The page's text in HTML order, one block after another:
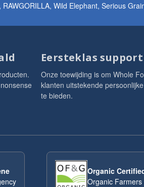
Wild Elephant, Serious
Eersteklas support
Onze toewijding is om Whole
klanten uitstekende
te bieden.
Organic
Organic